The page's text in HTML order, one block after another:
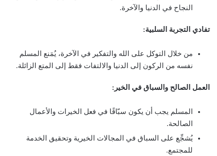
النجاح في الدنيا والآخرة.
تفادي التجربة السلبية:
من خلال التوكل على الله والتفكير في الآخرة، يُمَنع المسلم
نفسه من الركون إلى الدنيا والالتفات فقط إلى المتع الزائلة.
العمل الصالح والسباق في الخير:
المسلم يجب أن يكون سبّاقًا في فعل الخيرات والأعمال
الصالحة.
يُشجِّع على السباق في المجالات الخيرية وتحقيق الخدمة
للمجتمع.